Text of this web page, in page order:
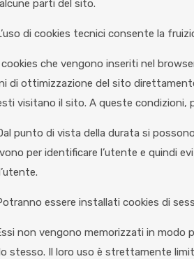
parti del sito.
di cookies tecnici consente la
cookies che vengono inseriti nel
di ottimizzazione del sito
visitano il sito. A queste condizioni,
punto di vista della durata si
per identificare l’utente e quindi
essere installati cookies di
non vengono memorizzati in modo
stesso. Il loro uso è strettamente